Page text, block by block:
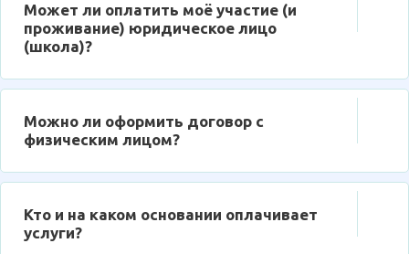
Может ли оплатить моё участие (и
проживание) юридическое лицо
(школа)?
Можно ли оформить договор с
физическим лицом?
Кто и на каком основании оплачивает
услуги?